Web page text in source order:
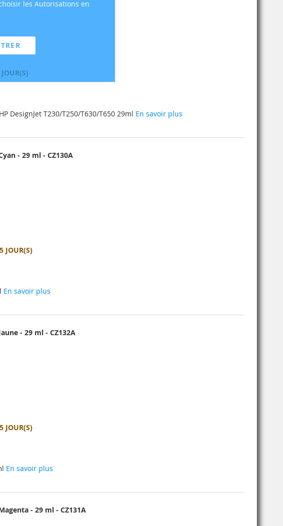
les Autorisations en
DesignJet T230/T250/T630/T650 29ml En savoir plus
- 29 ml - CZ130A
JOUR(S)
En savoir plus
- 29 ml - CZ132A
JOUR(S)
En savoir plus
- 29 ml - CZ131A